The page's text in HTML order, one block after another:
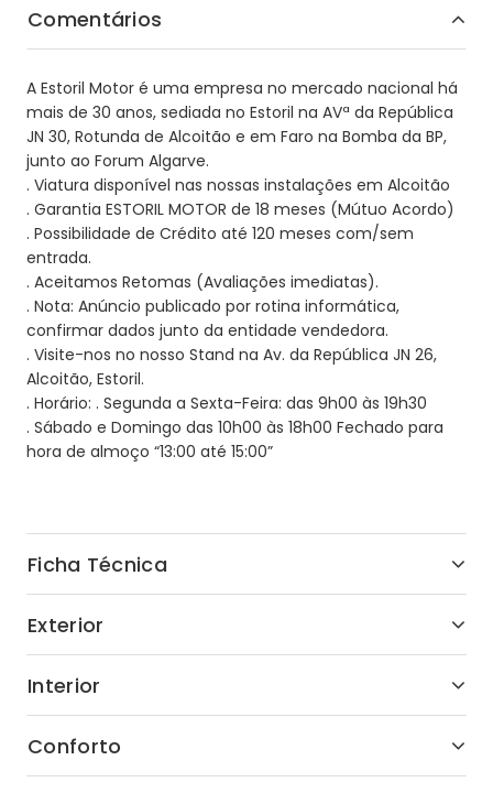
Comentários
A Estoril Motor é uma empresa no mercado nacional há
mais de 30 anos, sediada no Estoril na AVª da República
JN 30, Rotunda de Alcoitão e em Faro na Bomba da BP,
junto ao Forum Algarve.
. Viatura disponível nas nossas instalações em Alcoitão
. Garantia ESTORIL MOTOR de 18 meses (Mútuo Acordo)
. Possibilidade de Crédito até 120 meses com/sem
entrada.
. Aceitamos Retomas (Avaliações imediatas).
. Nota: Anúncio publicado por rotina informática,
confirmar dados junto da entidade vendedora.
. Visite-nos no nosso Stand na Av. da República JN 26,
Alcoitão, Estoril.
. Horário: . Segunda a Sexta-Feira: das 9h00 às 19h30
. Sábado e Domingo das 10h00 às 18h00 Fechado para
hora de almoço “13:00 até 15:00”
Ficha Técnica
Exterior
Interior
Conforto